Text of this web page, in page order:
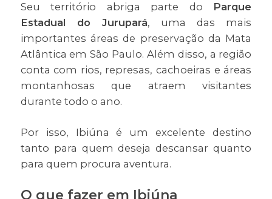
Seu território abriga parte do Parque
Estadual do Jurupará, uma das mais
importantes áreas de preservação da Mata
Atlântica em São Paulo. Além disso, a região
conta com rios, represas, cachoeiras e áreas
montanhosas que atraem visitantes
durante todo o ano.
Por isso, Ibiúna é um excelente destino
tanto para quem deseja descansar quanto
para quem procura aventura.
O que fazer em Ibiúna